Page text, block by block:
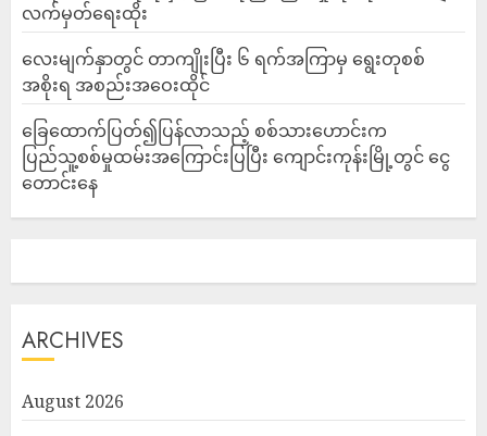
လက်မှတ်ရေးထိုး
လေးမျက်နှာတွင် တာကျိုးပြီး ၆ ရက်အကြာမှ ရွေးတုစစ်
အစိုးရ အစည်းအဝေးထိုင်
ခြေထောက်ပြတ်၍ပြန်လာသည့် စစ်သားဟောင်းက
ပြည်သူ့စစ်မှုထမ်းအကြောင်းပြပြီး ကျောင်းကုန်းမြို့တွင် ငွေ
တောင်းနေ
ARCHIVES
August 2026